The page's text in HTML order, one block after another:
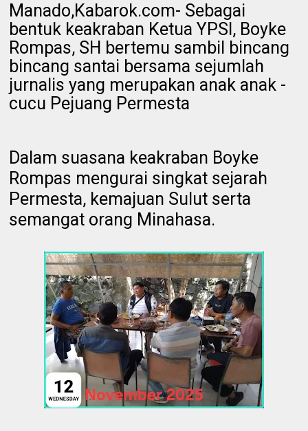
Manado,Kabarok.com- Sebagai
bentuk keakraban Ketua YPSI, Boyke
Rompas, SH bertemu sambil bincang
bincang santai bersama sejumlah
jurnalis yang merupakan anak anak -
cucu Pejuang Permesta
Dalam suasana keakraban Boyke
Rompas mengurai singkat sejarah
Permesta, kemajuan Sulut serta
semangat orang Minahasa.